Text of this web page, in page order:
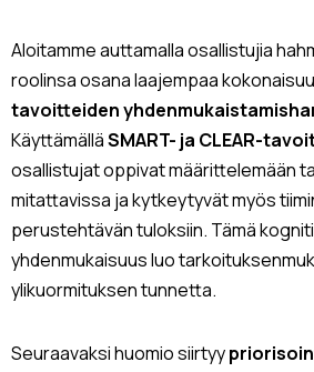
Aloitamme auttamalla osallistujia
roolinsa osana laajempaa
tavoitteiden
KäyttämälläSMART- ja CLEAR-
osallistujat oppivat määrittelemään
mitattavissa ja kytkeytyvät myös
perustehtävän tuloksiin. Tämä
yhdenmukaisuus luo
ylikuormituksen tunnetta.
Seuraavaksi huomio siirtyy